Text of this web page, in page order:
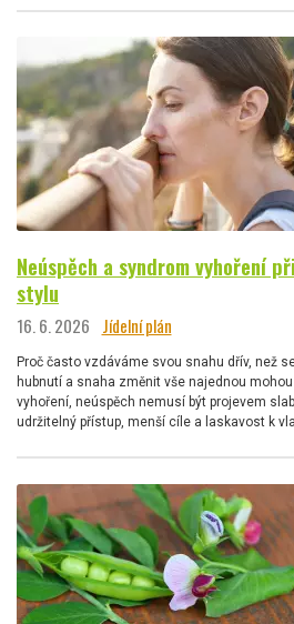
Neúspěch a syndrom vyhoření
stylu
16. 6. 2026 Jídelní plán
Proč často vzdáváme svou snahu dřív, než
hubnutí a snaha změnit vše najednou
vyhoření, neúspěch nemusí být projevem
udržitelný přístup, menší cíle a laskavost k